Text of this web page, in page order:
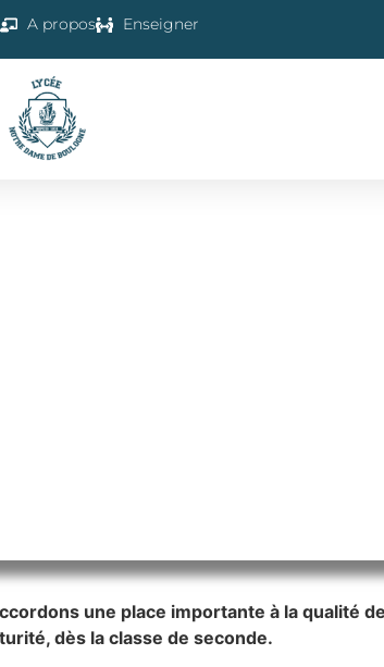
A propos Enseigner
une place importante à la qualité
dès la classe de seconde.